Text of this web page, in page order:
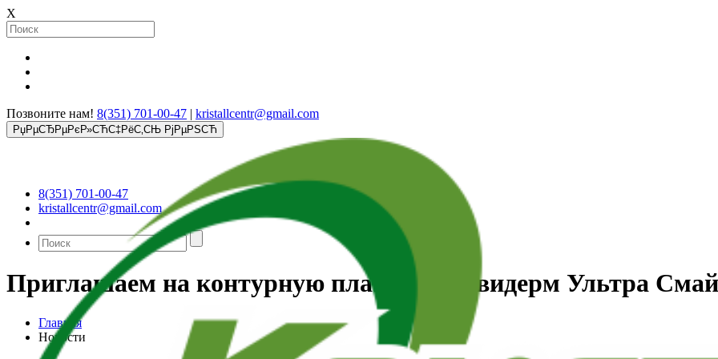
X
Позвоните нам! 8(351) 701-00-47 | kristallcentr@gmail.com
РџРµСЂРµРєР»СЋС‡РёС‚СЊ РјРµРЅСЋ
8(351) 701-00-47
kristallcentr@gmail.com
Приглашаем на контурную платику "Ювидерм Ультра
Главная
Новости